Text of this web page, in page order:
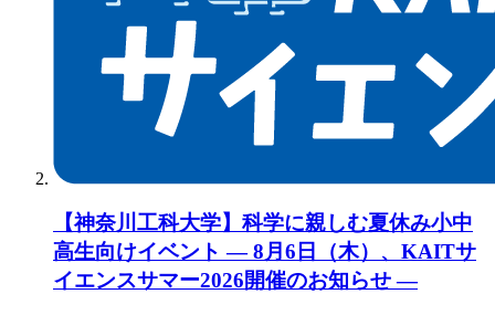
【神奈川工科大学】科学に親しむ夏休み小中
高生向けイベント ― 8月6日（木）、KAITサ
イエンスサマー2026開催のお知らせ ―